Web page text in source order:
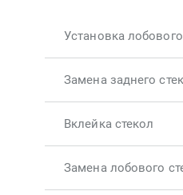
Установка
Замена заднего
Вклейка стекол
Замена лобового